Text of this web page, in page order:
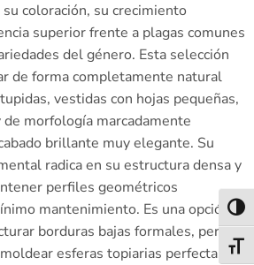
coloración, su crecimiento
superior frente a plagas comunes
del género. Esta selección
de forma completamente natural
vestidas con hojas pequeñas,
de morfología marcadamente
brillante muy elegante. Su
radica en su estructura densa y
perfiles geométricos
mantenimiento. Es una opción
borduras bajas formales, perfilar
esferas topiarias perfectas o